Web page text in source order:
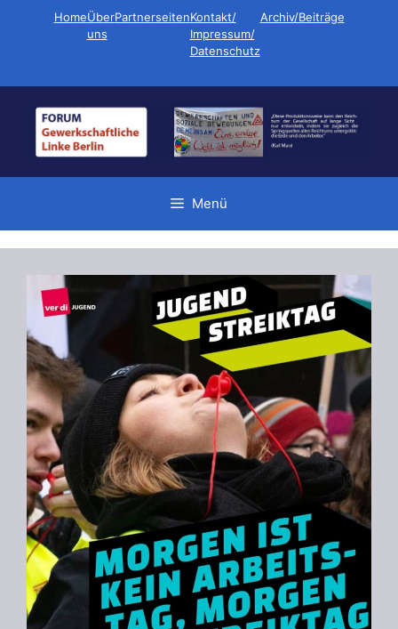
HomeÜber
uns
PartnerseitenKontakt/
Impressum/
Datenschutz
Archiv/Beiträge
Menü